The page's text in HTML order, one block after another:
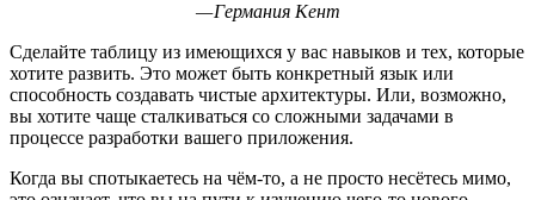
— Германия Кент
Сделайте таблицу из имеющихся у вас навыков и тех, которые
хотите развить. Это может быть конкретный язык или
способность создавать чистые архитектуры. Или, возможно,
вы хотите чаще сталкиваться со сложными задачами в
процессе разработки вашего приложения.
Когда вы спотыкаетесь на чём-то, а не просто несётесь мимо,